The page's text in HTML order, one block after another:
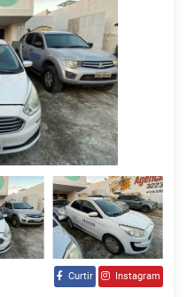
Curtir Instagram